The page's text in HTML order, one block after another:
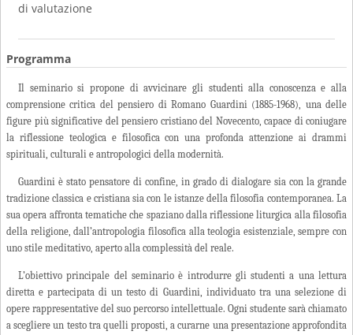
di valutazione
Programma
Il seminario si propone di avvicinare gli studenti alla conoscenza e alla
comprensione critica del pensiero di Romano Guardini (1885-1968), una delle
figure più significative del pensiero cristiano del Novecento, capace di coniugare
la riflessione teologica e filosofica con una profonda attenzione ai drammi
spirituali, culturali e antropologici della modernità.
Guardini è stato pensatore di confine, in grado di dialogare sia con la grande
tradizione classica e cristiana sia con le istanze della filosofia contemporanea. La
sua opera affronta tematiche che spaziano dalla riflessione liturgica alla filosofia
della religione, dall’antropologia filosofica alla teologia esistenziale, sempre con
uno stile meditativo, aperto alla complessità del reale.
L’obiettivo principale del seminario è introdurre gli studenti a una lettura
diretta e partecipata di un testo di Guardini, individuato tra una selezione di
opere rappresentative del suo percorso intellettuale. Ogni studente sarà chiamato
a scegliere un testo tra quelli proposti, a curarne una presentazione approfondita